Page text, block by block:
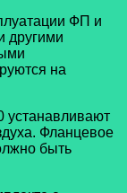
ФП и
другими
на
Фланцевое
быть